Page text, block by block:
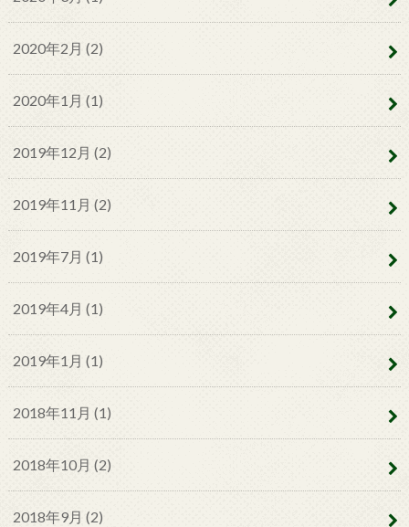
2020年2月 (2)
2020年1月 (1)
2019年12月 (2)
2019年11月 (2)
2019年7月 (1)
2019年4月 (1)
2019年1月 (1)
2018年11月 (1)
2018年10月 (2)
2018年9月 (2)